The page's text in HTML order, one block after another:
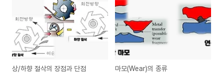
상/하향 절삭의 장점과 단점 마모(Wear)의 종류